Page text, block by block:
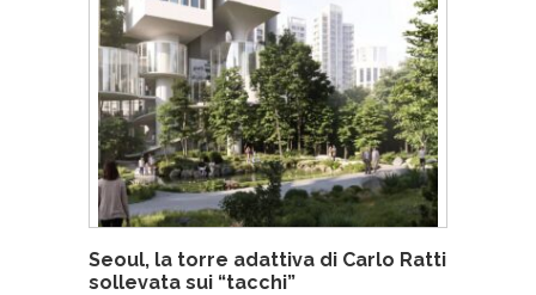
Seoul, la torre adattiva di Carlo Ratti
sollevata sui “tacchi”